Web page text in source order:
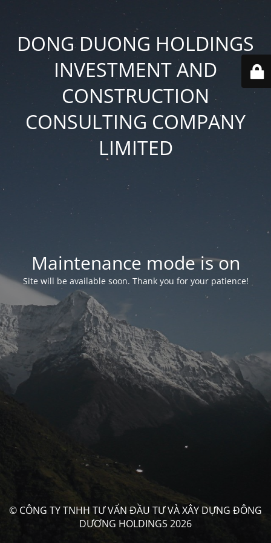
DONG DUONG HOLDINGS
INVESTMENT AND
CONSTRUCTION
CONSULTING COMPANY
LIMITED
Maintenance mode is on
Site will be available soon. Thank you for your patience!
© CÔNG TY TNHH TƯ VẤN ĐẦU TƯ VÀ XÂY DỰNG ĐÔNG
DƯƠNG HOLDINGS 2026